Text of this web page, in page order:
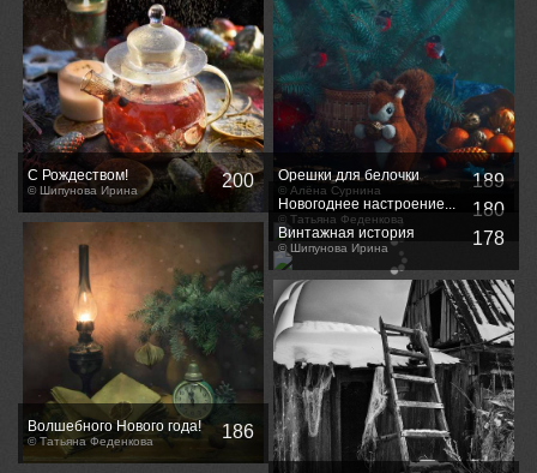
С Рождеством!
© Шипунова Ирина 200 Орешки для белочки
© Алёна Сурнина 189
Волшебного Нового года!
© Татьяна Феденкова 186
Новогоднее настроение...
© Татьяна Феденкова 180
Винтажная история
© Шипунова Ирина 178